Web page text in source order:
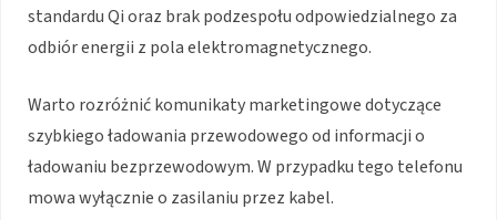
standardu Qi oraz brak podzespołu odpowiedzialnego za
odbiór energii z pola elektromagnetycznego.
Warto rozróżnić komunikaty marketingowe dotyczące
szybkiego ładowania przewodowego od informacji o
ładowaniu bezprzewodowym. W przypadku tego telefonu
mowa wyłącznie o zasilaniu przez kabel.